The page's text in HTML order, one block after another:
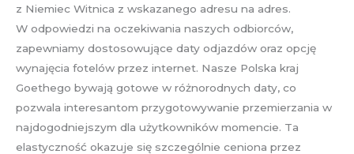
z Niemiec Witnica z wskazanego adresu na adres.
W odpowiedzi na oczekiwania naszych odbiorców,
zapewniamy dostosowujące daty odjazdów oraz opcję
wynajęcia fotelów przez internet. Nasze Polska kraj
Goethego bywają gotowe w różnorodnych daty, co
pozwala interesantom przygotowywanie przemierzania w
najdogodniejszym dla użytkowników momencie. Ta
elastyczność okazuje się szczególnie ceniona przez